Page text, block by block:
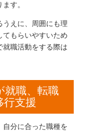
す。
うえに、周囲にも理
てもらいやすいため
就職活動をする際は
就職、転職
支援
自分に合った職種を